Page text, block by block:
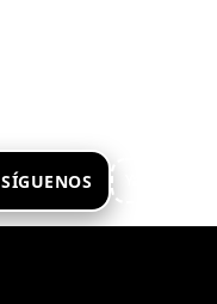
SÍGUENOS